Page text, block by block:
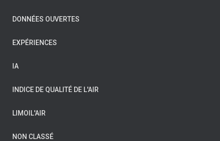
DONNÉES OUVERTES
EXPÉRIENCES
IA
INDICE DE QUALITÉ DE L'AIR
LIMOIL'AIR
NON CLASSÉ